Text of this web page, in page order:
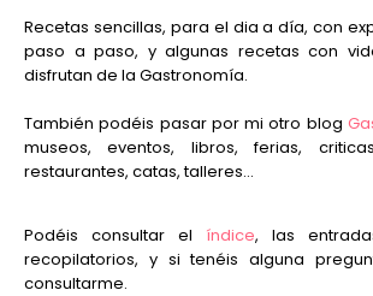
Recetas sencillas, para el dia a día, con
paso a paso, y algunas recetas con
disfrutan de la Gastronomía.
También podéis pasar por mi otro blog
museos, eventos, libros, ferias,
restaurantes, catas, talleres...
Podéis consultar el índice, las
recopilatorios, y si tenéis alguna
consultarme.